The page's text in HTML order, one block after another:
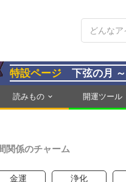
特設ページ 下弦の月
読みもの 開運ツール
関係のチャーム
金運 浄化